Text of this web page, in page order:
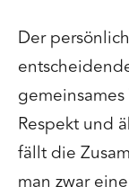
Der
Respekt und
fällt die
man zwar